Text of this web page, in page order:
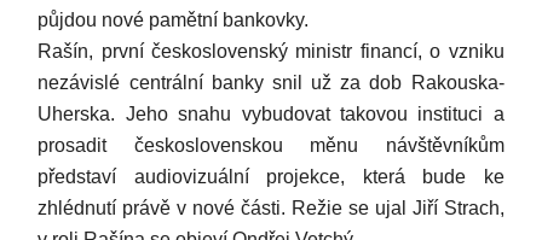
půjdou nové pamětní bankovky.
Rašín, první československý ministr financí, o vzniku
nezávislé centrální banky snil už za dob Rakouska-
Uherska. Jeho snahu vybudovat takovou instituci a
prosadit československou měnu návštěvníkům
představí audiovizuální projekce, která bude ke
zhlédnutí právě v nové části. Režie se ujal Jiří Strach,